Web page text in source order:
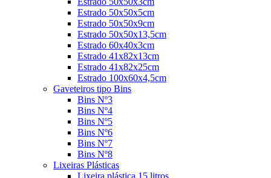
Estrado 50x50x5cm
Estrado 50x50x9cm
Estrado 50x50x13,5cm
Estrado 60x40x3cm
Estrado 41x82x13cm
Estrado 41x82x25cm
Estrado 100x60x4,5cm
Gaveteiros tipo Bins
Bins Nº3
Bins Nº4
Bins Nº5
Bins Nº6
Bins Nº7
Bins Nº8
Lixeiras Plásticas
Lixeira plástica 15 litros